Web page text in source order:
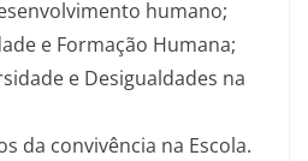
humano;
e Formação Humana;
e Desigualdades na
da convivência na Escola.